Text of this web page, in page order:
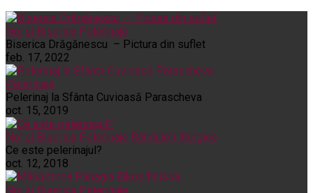
Noi și Biserica Pelerinaje
Biserica Drăgănescu – Pictura din suflet
feb. 17, 2022
Pelerinaje
Pelerinaj la Sfânta Cuvioasă Parascheva
oct. 15, 2019
Noi și Biserica Pelerinaje Rânduieli liturgice
Ce este pelerinajul?
oct. 12, 2018
Noi și Biserica Pelerinaje